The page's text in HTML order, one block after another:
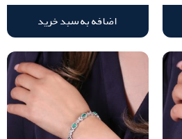
اضافه به سبد خرید